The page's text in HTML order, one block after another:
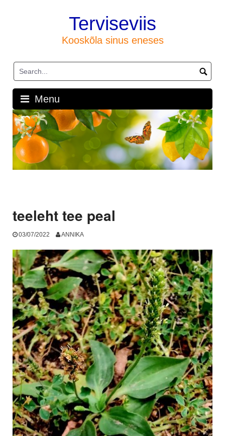
Terviseviis
Kooskõla sinus eneses
Menu
teeleht tee peal
03/07/2022 ANNIKA